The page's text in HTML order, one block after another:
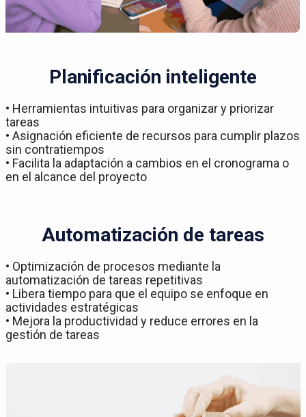
Planificación inteligente
• Herramientas intuitivas para organizar y priorizar
tareas
• Asignación eficiente de recursos para cumplir plazos
sin contratiempos
• Facilita la adaptación a cambios en el cronograma o
en el alcance del proyecto
Automatización de tareas
• Optimización de procesos mediante la
automatización de tareas repetitivas
• Libera tiempo para que el equipo se enfoque en
actividades estratégicas
• Mejora la productividad y reduce errores en la
gestión de tareas